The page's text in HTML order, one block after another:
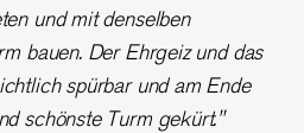
und mit denselben
bauen. Der Ehrgeiz und das
spürbar und am Ende
schönste Turm gekürt."